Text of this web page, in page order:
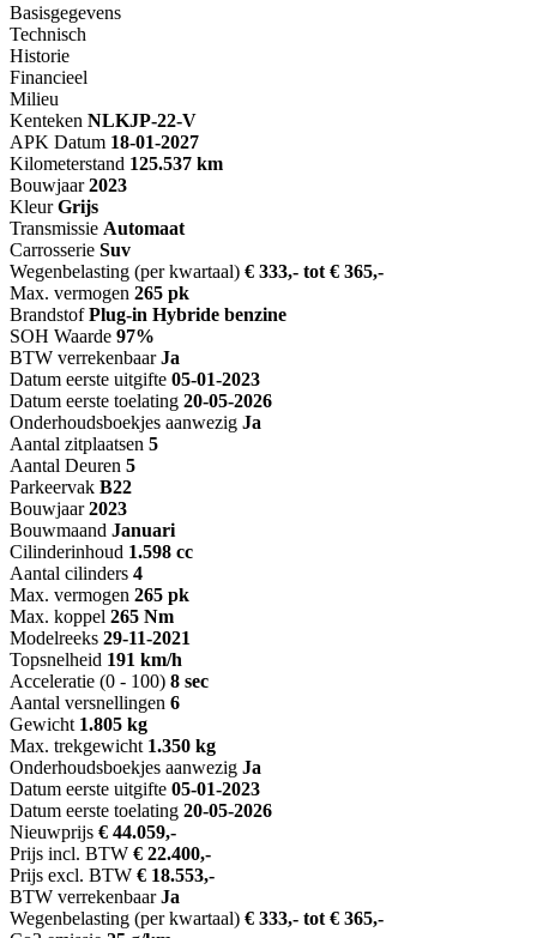
Basisgegevens
Technisch
Historie
Financieel
Milieu
Kenteken NLKJP-22-V
APK Datum 18-01-2027
Kilometerstand 125.537 km
Bouwjaar 2023
Kleur Grijs
Transmissie Automaat
Carrosserie Suv
Wegenbelasting (per kwartaal) € 333,- tot € 365,-
Max. vermogen 265 pk
Brandstof Plug-in Hybride benzine
SOH Waarde 97%
BTW verrekenbaar Ja
Datum eerste uitgifte 05-01-2023
Datum eerste toelating 20-05-2026
Onderhoudsboekjes aanwezig Ja
Aantal zitplaatsen 5
Aantal Deuren 5
Parkeervak B22
Bouwjaar 2023
Bouwmaand Januari
Cilinderinhoud 1.598 cc
Aantal cilinders 4
Max. vermogen 265 pk
Max. koppel 265 Nm
Modelreeks 29-11-2021
Topsnelheid 191 km/h
Acceleratie (0 - 100) 8 sec
Aantal versnellingen 6
Gewicht 1.805 kg
Max. trekgewicht 1.350 kg
Onderhoudsboekjes aanwezig Ja
Datum eerste uitgifte 05-01-2023
Datum eerste toelating 20-05-2026
Nieuwprijs € 44.059,-
Prijs incl. BTW € 22.400,-
Prijs excl. BTW € 18.553,-
BTW verrekenbaar Ja
Wegenbelasting (per kwartaal) € 333,- tot € 365,-